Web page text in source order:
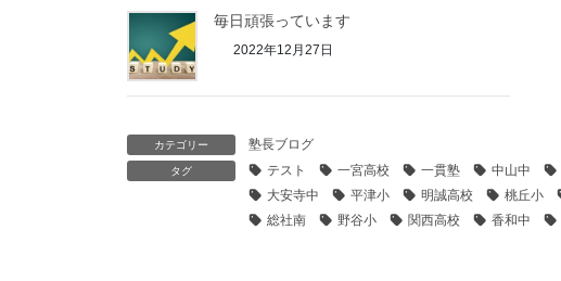
毎日頑張っています
2022年12月27日
カテゴリー 塾長ブログ
タグ テスト 一宮高校 一貫塾 中山中
大安寺中
平津小 明誠高校 桃丘小
総社南
野谷小 関西高校 香和中